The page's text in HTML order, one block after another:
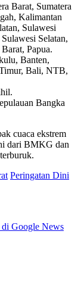
Barat, Sumatera
Kalimantan
Sulawesi
Selatan,
Papua.
Banten,
Bali, NTB,
Bangka
cuaca ekstrem
dari BMKG dan
Peringatan Dini
Google News